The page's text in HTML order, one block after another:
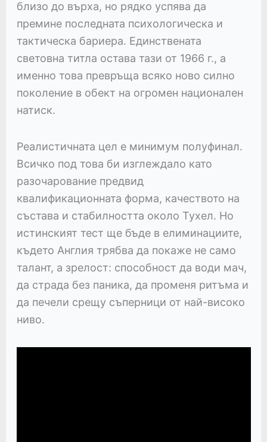
близо до върха, но рядко успява да
премине последната психологическа и
тактическа бариера. Единствената
световна титла остава тази от 1966 г., а
именно това превръща всяко ново силно
поколение в обект на огромен национален
натиск.
Реалистичната цел е минимум полуфинал.
Всичко под това би изглеждало като
разочарование предвид
квалификационната форма, качеството на
състава и стабилността около Тухел. Но
истинският тест ще бъде в елиминациите,
където Англия трябва да покаже не само
талант, а зрелост: способност да води мач,
да страда без паника, да променя ритъма и
да печели срещу съперници от най-високо
ниво.